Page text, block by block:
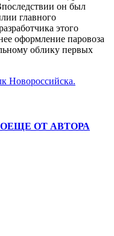
он был
главного
этого
оформление паровоза
облику первых
Новороссийска.
ЕЩЕ ОТ АВТОРА